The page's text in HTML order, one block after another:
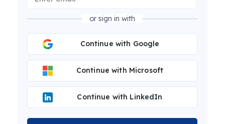
or sign in with
Continue with Google
Continue with Microsoft
Continue with LinkedIn